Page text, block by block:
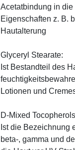
Acetatbindung in die
Eigenschaften z. B.
Hautalterung
Glyceryl Stearate:
Ist Bestandteil des
Lotionen und
D-Mixed
Ist die Bezeichnung
beta-, gamma und